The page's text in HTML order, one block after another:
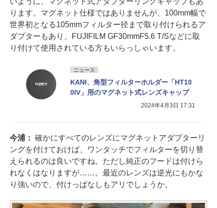
ります。マグネット仕様ではありませんが、100mm幅で
世界初となる105mmフィルター径まで取り付けられるア
ダプターもあり、FUJIFILM GF30mmF5.6 T/Sなどに取
り付けて使用されている方もいらっしゃいます。
ニュース
KANI、角型フィルターホルダー「HT10
0IV」用のマグネット式レンズキャップ
2024年4月3日 17:31
今浦： 確かにすべてのレンズにマグネットアダプターリ
ングを付けておけば、ワンタッチでフィルターを切り替
えられるのは良いですね。ただし純正のフードは付けら
れなくはなりますが……。最近のレンズは逆光にもかな
り強いので、付けっぱなしもアリでしょうか。